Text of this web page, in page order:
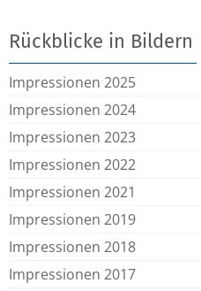
Rückblicke in Bildern
Impressionen 2025
Impressionen 2024
Impressionen 2023
Impressionen 2022
Impressionen 2021
Impressionen 2019
Impressionen 2018
Impressionen 2017